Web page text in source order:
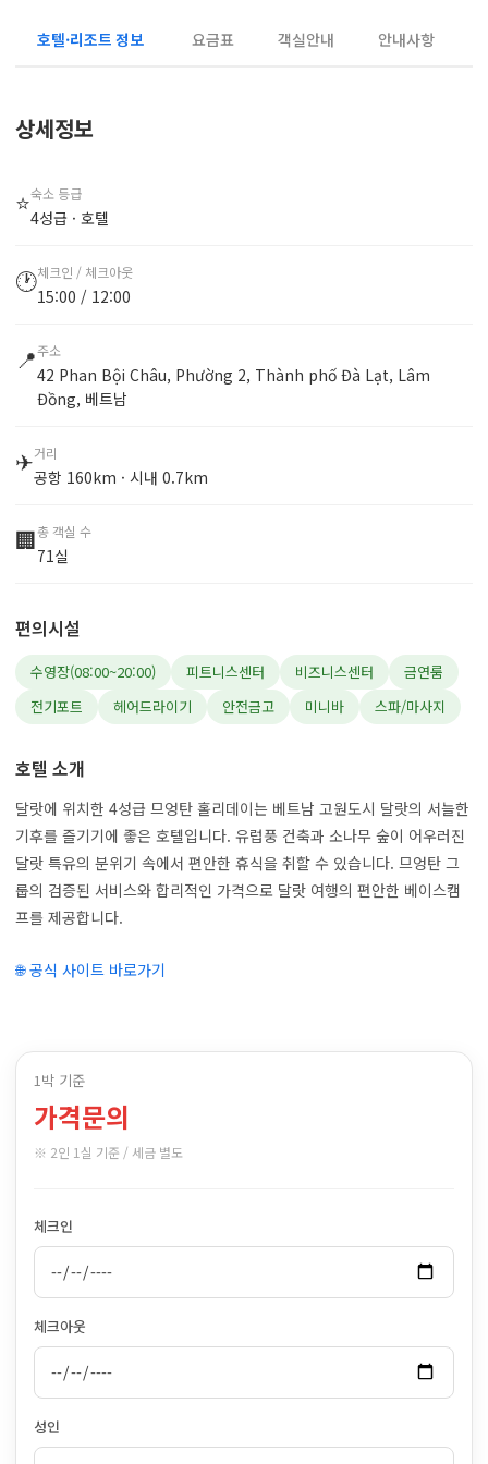
호텔·리조트 정보 요금표 객실안내 안내사항
상세정보
⭐숙소 등급
4성급 · 호텔
🕐체크인 / 체크아웃
15:00 / 12:00
📍주소
42 Phan Bội Châu, Phường 2, Thành phố Đà Lạt, Lâm
Đồng, 베트남
✈거리
공항 160km · 시내 0.7km
🏢총 객실 수
71실
편의시설
수영장(08:00~20:00) 피트니스센터 비즈니스센터
금연룸
전기포트
헤어드라이기 안전금고 미니바 스파/마사지
호텔 소개
달랏에 위치한 4성급 므엉탄 홀리데이는 베트남 고원도시 달랏의 서늘한
기후를 즐기기에 좋은 호텔입니다. 유럽풍 건축과 소나무 숲이 어우러진
달랏 특유의 분위기 속에서 편안한 휴식을 취할 수 있습니다. 므엉탄 그
룹의 검증된 서비스와 합리적인 가격으로 달랏 여행의 편안한 베이스캠
프를 제공합니다.
🌐 공식 사이트 바로가기
1박 기준
가격문의
※ 2인 1실 기준 / 세금 별도
체크인
체크아웃
성인